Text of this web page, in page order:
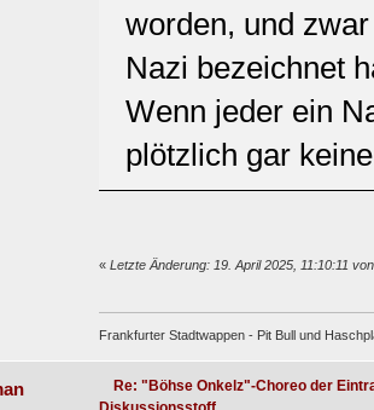
worden, und
Nazi bezeichnet
Wenn jeder ein
plötzlich gar
« Letzte Änderung: 19. April 2025, 11:10:11
Frankfurter Stadtwappen - Pit Bull und
Re: "Böhse Onkelz"-Choreo der